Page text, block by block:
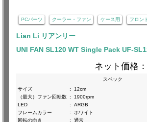
PCパーツ クーラー・ファン ケース用 フロン
Lian Li リアンリー
UNI FAN SL120 WT Single Pack UF-
ネット価格：
スペック
サイズ
:
12cm
（最大）ファン回転数 :
1900rpm
LED
:
ARGB
フレームカラー
:
ホワイト
回転の向き
: 通常